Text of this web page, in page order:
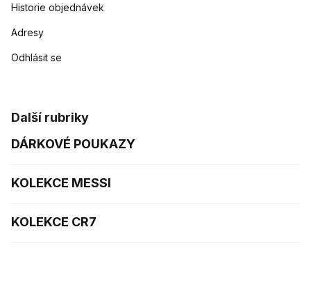
Historie objednávek
Adresy
Odhlásit se
Další rubriky
DÁRKOVÉ POUKAZY
KOLEKCE MESSI
KOLEKCE CR7